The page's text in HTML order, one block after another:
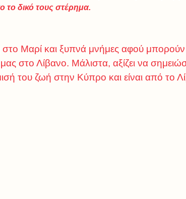
το δικό τους στέρημα.
Μαρί και ξυπνά μνήμες αφού
στο Λίβανο. Μάλιστα, αξίζει να
του ζωή στην Κύπρο και είναι από το